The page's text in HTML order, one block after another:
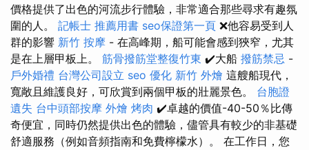
價格提供了出色的河流步行體驗，非常適合那些尋求有趣氛
圍的人。 記帳士 推薦用書 seo保證第一頁 ❌他容易受到人
群的影響 新竹 按摩 - 在高峰期，船可能會感到狹窄，尤其
是在上層甲板上。 筋骨撥筋堂整復竹東 ✔️大船 撥筋禁忌 -
戶外婚禮 台灣公司設立 seo 優化 新竹 外燴 這艘船現代，
寬敞且維護良好，可欣賞到兩個甲板的壯麗景色。 台胞證
遺失 台中頭部按摩 外燴 烤肉 ✔️卓越的價值-40-50％比傳
奇便宜，同時仍然提供出色的體驗，儘管具有較少的非基礎
舒適服務（例如音頻指南和免費檸檬水）。 在工作日，您